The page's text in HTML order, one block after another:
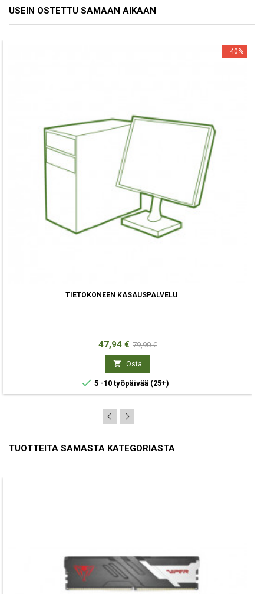
USEIN OSTETTU SAMAAN AIKAAN
−40%
TIETOKONEEN KASAUSPALVELU
Hinta
47,94 € Normaali
hinta
79,90 €
 Osta
 5 -10 työpäivää (25+)
TUOTTEITA SAMASTA KATEGORIASTA